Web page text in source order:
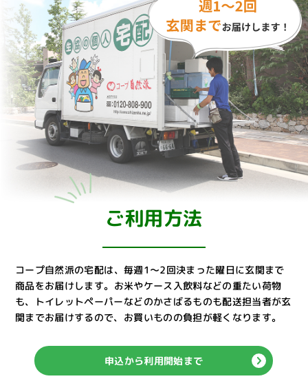
ご利用方法
コープ自然派の宅配は、毎週1～2回決まった曜日に玄関まで
商品をお届けします。 お米やケース入飲料などの重たい荷物
も、トイレットペーパーなどのかさばるものも配送担当者が玄
関までお届けするので、お買いものの負担が軽くなります。
申込から利用開始まで